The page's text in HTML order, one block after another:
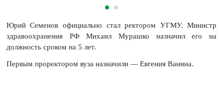
Юрий Семенов официально стал ректором УГМУ. Министр
здравоохранения РФ Михаил Мурашко назначил его на
должность сроком на 5 лет.
Первым проректором вуза назначили — Евгения Ванина.